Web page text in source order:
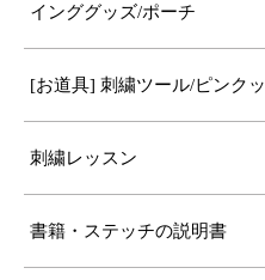
インググッズ/ポーチ
[お道具] 刺繍ツール/ピンク
刺繍レッスン
書籍・ステッチの説明書